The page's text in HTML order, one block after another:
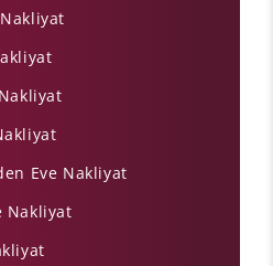
Eve Nakliyat
Nakliyat